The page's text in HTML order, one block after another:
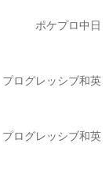
ポケプロ中日
プログレッシブ和英
プログレッシブ和英